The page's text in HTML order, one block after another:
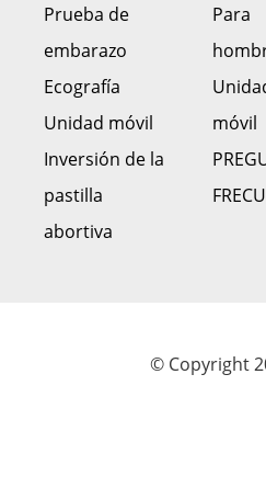
Prueba de
embarazo
Ecografía
Unidad móvil
Inversión de la
pastilla
abortiva
Para
móvil
© Copyright